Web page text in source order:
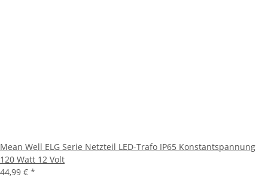
Mean Well ELG Serie Netzteil LED-Trafo IP65 Konstantspannung
120 Watt 12 Volt
44,99 € *